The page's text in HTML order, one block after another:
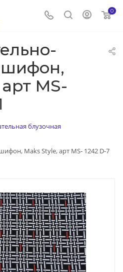
0
шифон,
MS-
блузочная
Maks Style, арт MS- 1242 D-7